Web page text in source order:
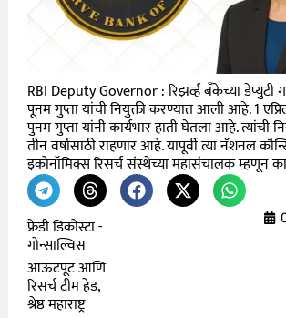
RBI Deputy Governor : रिझर्व्ह बँकेच्या डेप्युटी
पूनम गुप्ता यांची नियुक्ती करण्यात आली आहे. 1
पुनम गुप्ता यांनी कार्यभार हाती घेतला आहे. त्यांची
तीन वर्षासाठी राहणार आहे. यापूर्वी त्या नॅशनल
इकोनॉमिक्स रिसर्च संस्थेच्या महासंचालक म्हणून
फ्रेडी डिकोस्टा -
गोन्साल्विस
आऊटपूट आणि
रिसर्च टीम हेड,
श्रेष्ठ महाराष्ट्र